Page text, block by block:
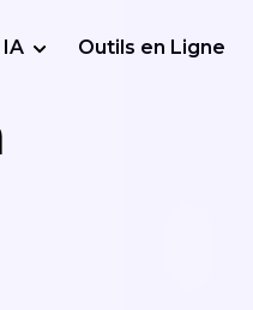
Outils en Ligne